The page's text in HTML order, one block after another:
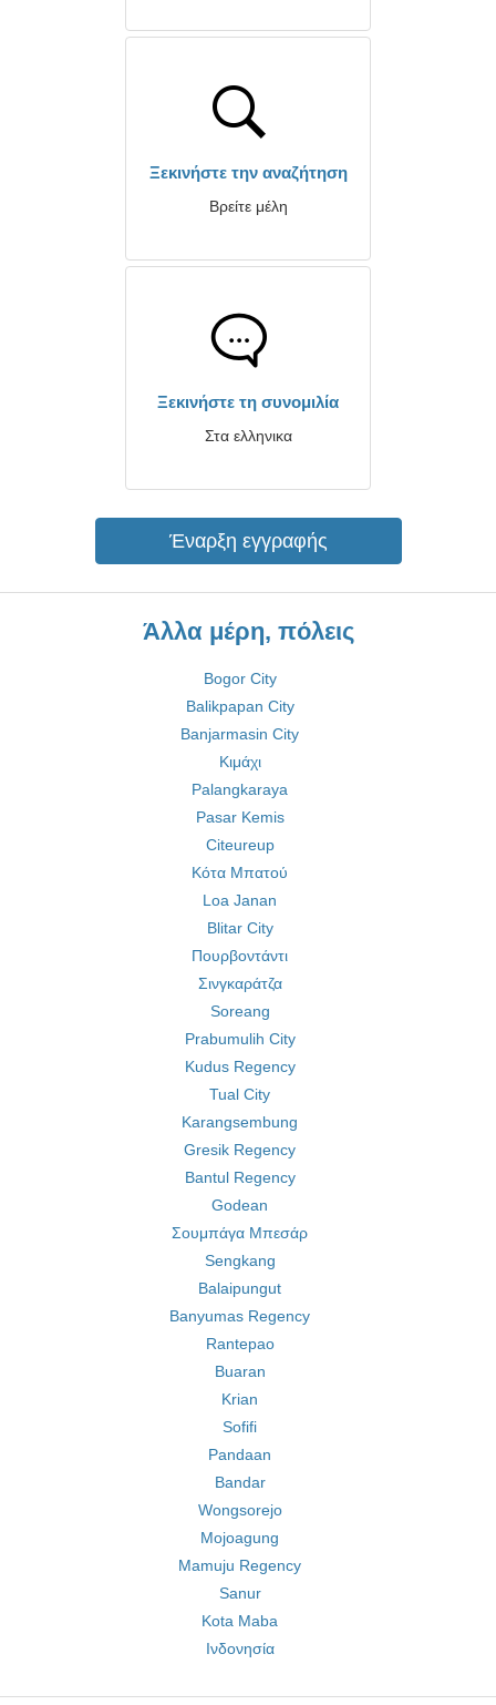
Ξεκινήστε την αναζήτηση
Βρείτε μέλη
Ξεκινήστε τη συνομιλία
Στα ελληνικα
Έναρξη εγγραφής
Άλλα μέρη, πόλεις
Bogor City
Balikpapan City
Banjarmasin City
Κιμάχι
Palangkaraya
Pasar Kemis
Citeureup
Κότα Μπατού
Loa Janan
Blitar City
Πουρβοντάντι
Σινγκαράτζα
Soreang
Prabumulih City
Kudus Regency
Tual City
Karangsembung
Gresik Regency
Bantul Regency
Godean
Σουμπάγα Μπεσάρ
Sengkang
Balaipungut
Banyumas Regency
Rantepao
Buaran
Krian
Sofifi
Pandaan
Bandar
Wongsorejo
Mojoagung
Mamuju Regency
Sanur
Kota Maba
Ινδονησία